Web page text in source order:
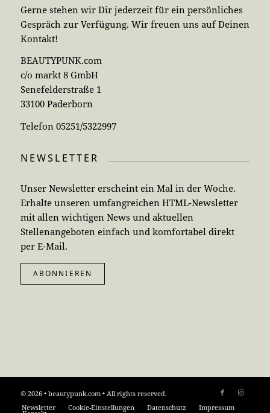
Gerne stehen wir Dir jederzeit für ein persönliches
Gespräch zur Verfügung. Wir freuen uns auf Deinen
Kontakt!
BEAUTYPUNK.com
c/o markt 8 GmbH
Senefelderstraße 1
33100 Paderborn
Telefon 05251/5322997
NEWSLETTER
Unser Newsletter erscheint ein Mal in der Woche.
Erhalte unseren umfangreichen HTML-Newsletter
mit allen wichtigen News und aktuellen
Stellenangeboten einfach und komfortabel direkt
per E-Mail.
ABONNIEREN
© 2026 • beautypunk.com • All rights reserved.
Newsletter
Cookie-Einstellungen Datenschutz Impressum